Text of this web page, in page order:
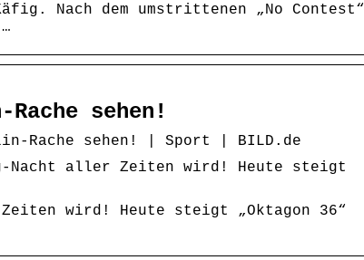
Nach dem umstrittenen „No Contest“
sehen!
Rache sehen! | Sport | BILD.de
Nacht aller Zeiten wird! Heute steigt
wird! Heute steigt „Oktagon 36“